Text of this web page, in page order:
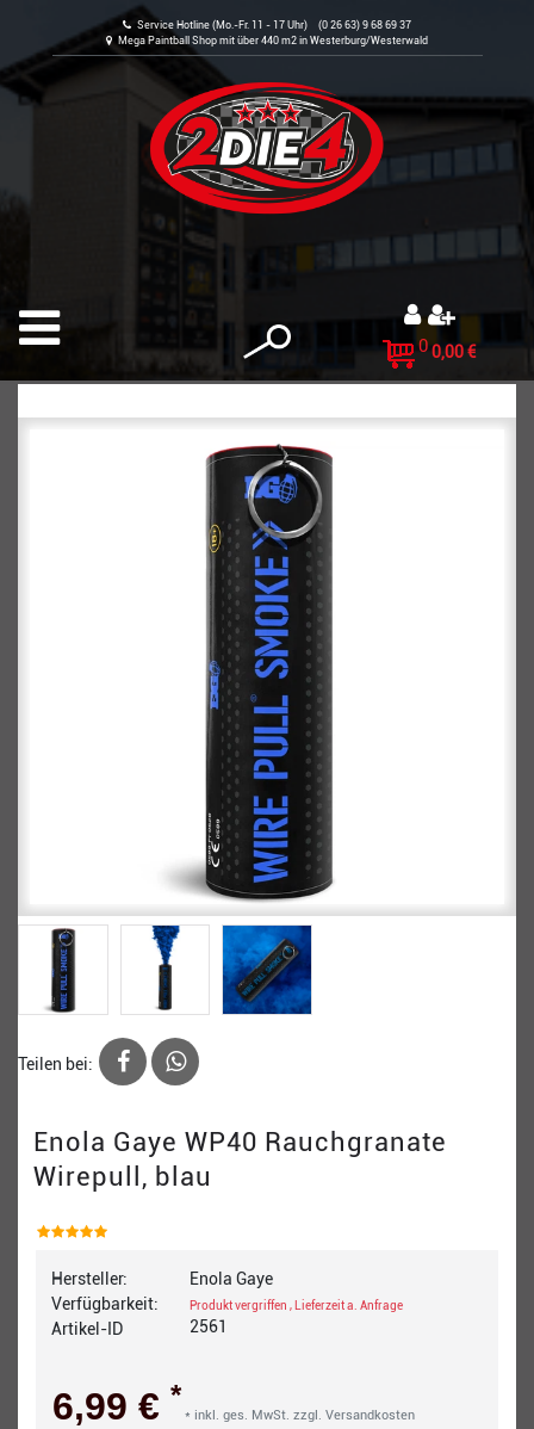
Service Hotline (Mo.-Fr. 11 - 17 Uhr) (0 26 63) 9 68 69 37
Mega Paintball Shop mit über 440 m2 in Westerburg/Westerwald
0 0,00 €
Teilen bei:
Enola Gaye WP40 Rauchgranate
Wirepull, blau
Hersteller:
Verfügbarkeit:
Artikel-ID
Enola Gaye
Produkt vergriffen , Lieferzeit a. Anfrage
2561
6,99 € *
* inkl. ges. MwSt. zzgl. Versandkosten